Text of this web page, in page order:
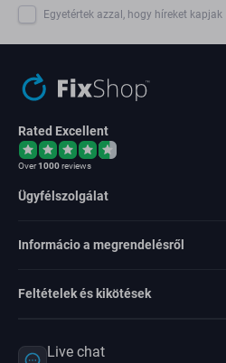
Egyetértek azzal, hogy híreket kapjak
Rated Excellent
Over1000reviews
Ügyfélszolgálat
Informácio a megrendelésről
Feltételek és kikötések
Live chat